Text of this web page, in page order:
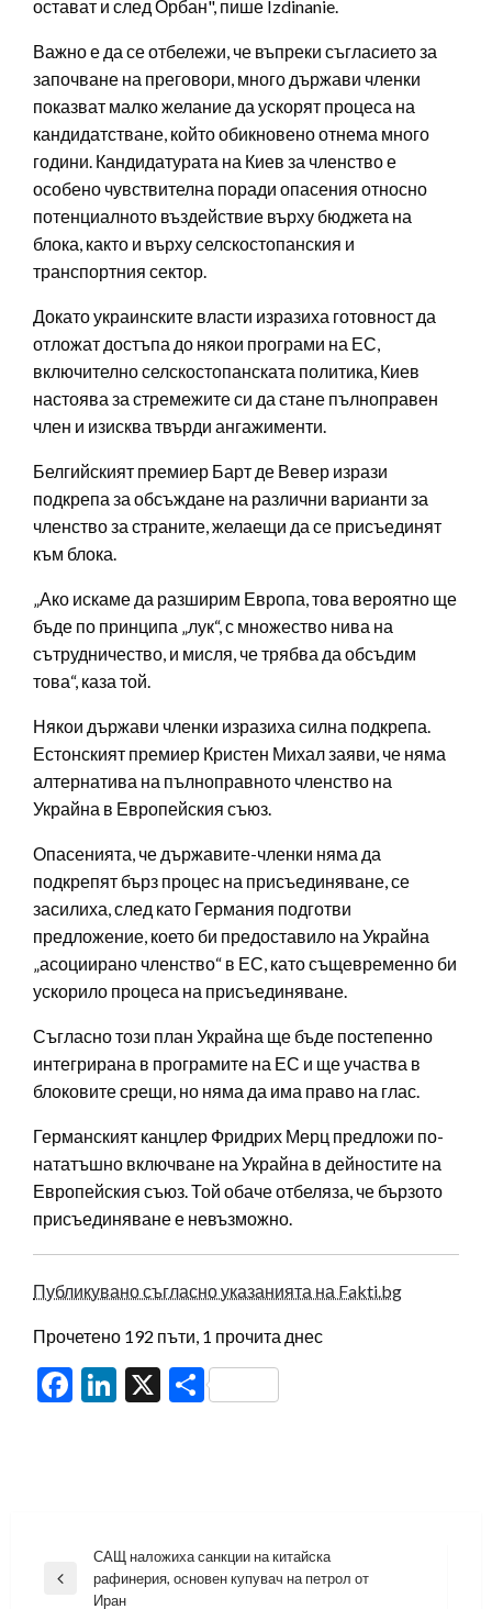
остават и след Орбан", пише Izdinanie.
Важно е да се отбележи, че въпреки съгласието за
започване на преговори, много държави членки
показват малко желание да ускорят процеса на
кандидатстване, който обикновено отнема много
години. Кандидатурата на Киев за членство е
особено чувствителна поради опасения относно
потенциалното въздействие върху бюджета на
блока, както и върху селскостопанския и
транспортния сектор.
Докато украинските власти изразиха готовност да
отложат достъпа до някои програми на ЕС,
включително селскостопанската политика, Киев
настоява за стремежите си да стане пълноправен
член и изисква твърди ангажименти.
Белгийският премиер Барт де Вевер изрази
подкрепа за обсъждане на различни варианти за
членство за страните, желаещи да се присъединят
към блока.
„Ако искаме да разширим Европа, това вероятно ще
бъде по принципа „лук“, с множество нива на
сътрудничество, и мисля, че трябва да обсъдим
това“, каза той.
Някои държави членки изразиха силна подкрепа.
Естонският премиер Кристен Михал заяви, че няма
алтернатива на пълноправното членство на
Украйна в Европейския съюз.
Опасенията, че държавите-членки няма да
подкрепят бърз процес на присъединяване, се
засилиха, след като Германия подготви
предложение, което би предоставило на Украйна
„асоциирано членство“ в ЕС, като същевременно би
ускорило процеса на присъединяване.
Съгласно този план Украйна ще бъде постепенно
интегрирана в програмите на ЕС и ще участва в
блоковите срещи, но няма да има право на глас.
Германският канцлер Фридрих Мерц предложи по-
нататъшно включване на Украйна в дейностите на
Европейския съюз. Той обаче отбеляза, че бързото
присъединяване е невъзможно.
Публикувано съгласно указанията на Fakti.bg
Прочетено 192 пъти, 1 прочита днес
Facebook
LinkedIn
X Share
Навигация
Previous
САЩ наложиха санкции на китайска
рафинерия, основен купувач на петрол от
Иран